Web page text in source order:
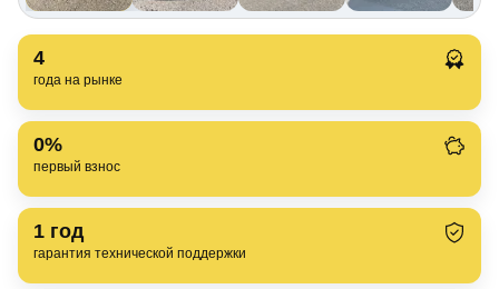
4
года на рынке
0%
первый взнос
1 год
гарантия технической поддержки